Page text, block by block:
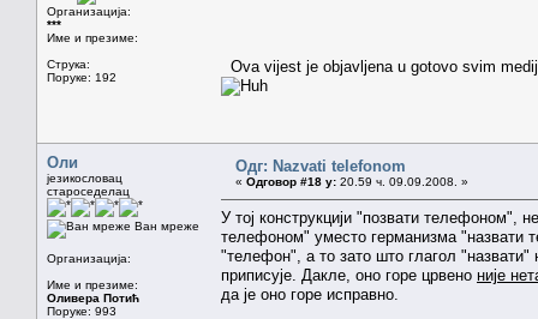
Организација:
***
Име и презиме:
Струка:
Поруке: 192
Ova vijest je objavljena u gotovo svim
Оли
језикословац
староседелац
Ван мреже
Организација:
Име и презиме:
Оливера Потић
Поруке: 993
Одг: Nazvati telefonom
« Одговор #18 у: 20.59 ч. 09.09.2008. »
У тој конструкцији "позвати телефоном",
телефоном" уместо германизма "назвати
"телефон", а то зато што глагол
приписује. Дакле, оно горе црвено није
да је оно горе исправно.